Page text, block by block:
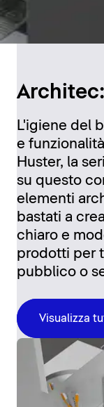
L'igiene del
e
Huster, la
su questo
elementi
bastati a
chiaro e
prodotti per
pubblico o
Visualizza